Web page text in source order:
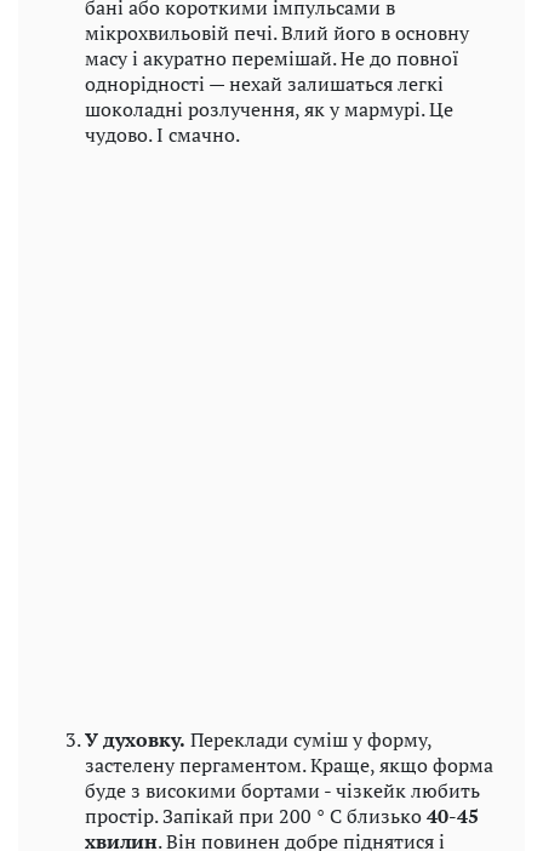
бані або короткими імпульсами в
мікрохвильовій печі. Влий його в основну
масу і акуратно перемішай. Не до повної
однорідності — нехай залишаться легкі
шоколадні розлучення, як у мармурі. Це
чудово. І смачно.
У духовку. Переклади суміш у форму,
застелену пергаментом. Краще, якщо форма
буде з високими бортами - чізкейк любить
простір. Запікай при 200 ° C близько40-45
хвилин. Він повинен добре піднятися і